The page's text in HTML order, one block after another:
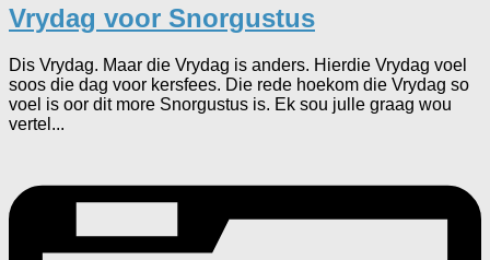
Vrydag voor Snorgustus
Dis Vrydag. Maar die Vrydag is anders. Hierdie Vrydag voel
soos die dag voor kersfees. Die rede hoekom die Vrydag so
voel is oor dit more Snorgustus is. Ek sou julle graag wou
vertel...